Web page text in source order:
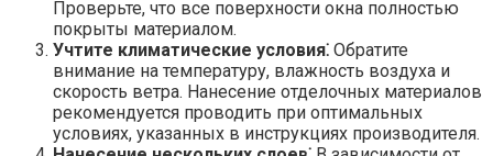
Проверьте, что все поверхности окна полностью
покрыты материалом.​
Учтите климатические условия⁚ Обратите
внимание на температуру, влажность воздуха и
скорость ветра.​ Нанесение отделочных материалов
рекомендуется проводить при оптимальных
условиях, указанных в инструкциях производителя.​